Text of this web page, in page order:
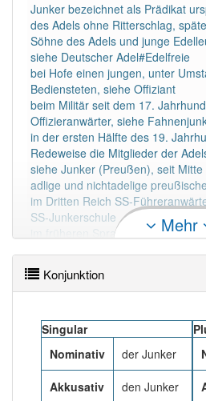
DER:900
DIE:7Ausnahmen Beispiele
DAS:12Ausnahmen Beispiele
PowerIndex:41
Häufigkeit: 4 von 10
Wörter mit Endung-junker: 4
Wörter mit Endung-junker
Artikelder: 0
korrekt erraten.
Junker bezeichnet als Prädikat
des Adels ohne Ritterschlag,
Söhne des Adels und junge
siehe Deutscher Adel#Edelfreie
bei Hofe einen jungen, unter
Bediensteten, siehe Offiziant
beim Militär seit dem 17.
Offizieranwärter, siehe
in der ersten Hälfte des 19.
Redeweise die Mitglieder der
siehe Junker (Preußen), seit
adlige und nichtadelige
im Dritten Reich SS-
SS-Junkerschule
im früheren Sprachgebrauch
der Wartburg, siehe Martin
Mehr lesen
Mehr
Konjunktion
Singular
Nominativ
der Junker
Akkusativ den Junker